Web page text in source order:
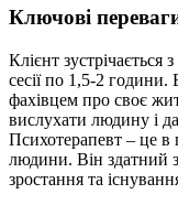
Ключові
Клієнт
сесії по 1,5-2 години.
фахівцем про своє
вислухати людину і
Психотерапевт – це в
людини. Він здатний
зростання та